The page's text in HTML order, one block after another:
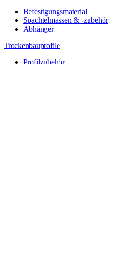
Befestigungsmaterial
Spachtelmassen & -zubehör
Abhänger
Trockenbauprofile
Profilzubehör